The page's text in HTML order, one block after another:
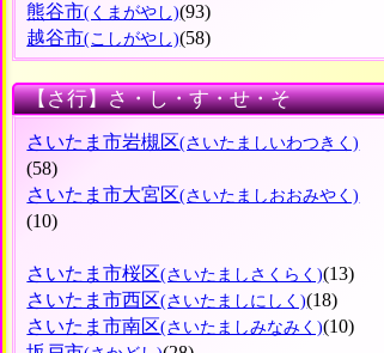
熊谷市(くまがやし)(93)
越谷市(こしがやし)(58)
【さ行】さ・し・す・せ・そ
さいたま市岩槻区(さいたましいわつきく)
(58)
さいたま市大宮区(さいたましおおみやく)
(10)
さいたま市桜区(さいたましさくらく)(13)
さいたま市西区(さいたましにしく)(18)
さいたま市南区(さいたましみなみく)(10)